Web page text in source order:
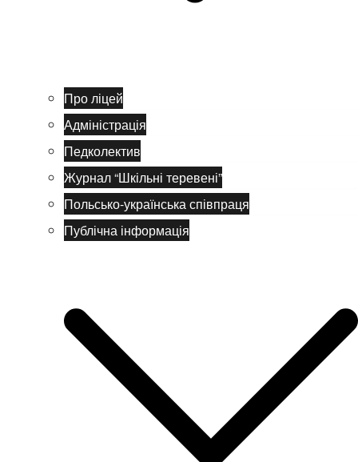
Про ліцей
Адміністрація
Педколектив
Журнал “Шкільні теревені”
Польсько-українська співпраця
Публічна інформація